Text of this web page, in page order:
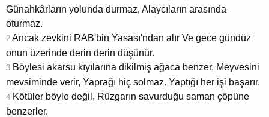
Günahkârların yolunda durmaz, Alaycıların arasında
oturmaz.
2 Ancak zevkini RAB'bin Yasası'ndan alır Ve gece gündüz
onun üzerinde derin derin düşünür.
3 Böylesi akarsu kıyılarına dikilmiş ağaca benzer, Meyvesini
mevsiminde verir, Yaprağı hiç solmaz. Yaptığı her işi başarır.
4 Kötüler böyle değil, Rüzgarın savurduğu saman çöpüne
benzerler.